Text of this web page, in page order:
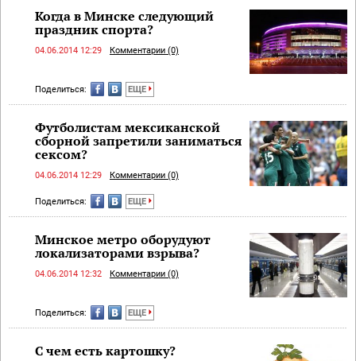
Когда в Минске следующий
праздник спорта?
04.06.2014 12:29 Комментарии (0)
Поделиться: ЕЩЕ
Футболистам мексиканской
сборной запретили заниматься
сексом?
04.06.2014 12:29 Комментарии (0)
Поделиться: ЕЩЕ
Минское метро оборудуют
локализаторами взрыва?
04.06.2014 12:32 Комментарии (0)
Поделиться: ЕЩЕ
С чем есть картошку?